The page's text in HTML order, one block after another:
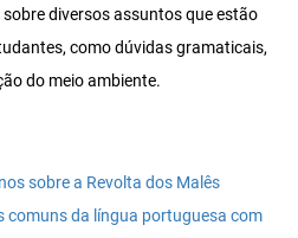
diversos assuntos que estão
como dúvidas gramaticais,
do meio ambiente.
sobre a Revolta dos Malês
comuns da língua portuguesa com